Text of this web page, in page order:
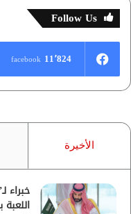
Follow Us
11٬824 facebook
الأخيرة
خبراء